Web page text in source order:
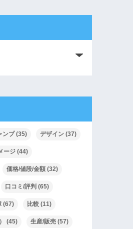
ンプ(35) デザイン (37)
ージ (44)
価格/値段/金額 (32)
口コミ/評判 (65)
(67) 比較 (11)
(45) 生産/販売 (57)